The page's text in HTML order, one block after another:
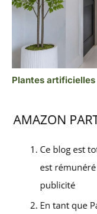
Plantes